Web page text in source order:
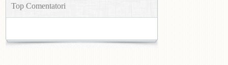
Top Comentatori